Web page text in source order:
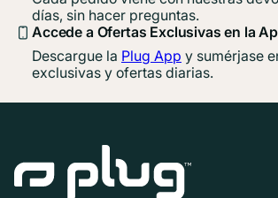
días, sin hacer preguntas.
Accede a Ofertas Exclusivas en la
Descargue la Plug App y sumérjase
exclusivas y ofertas diarias.